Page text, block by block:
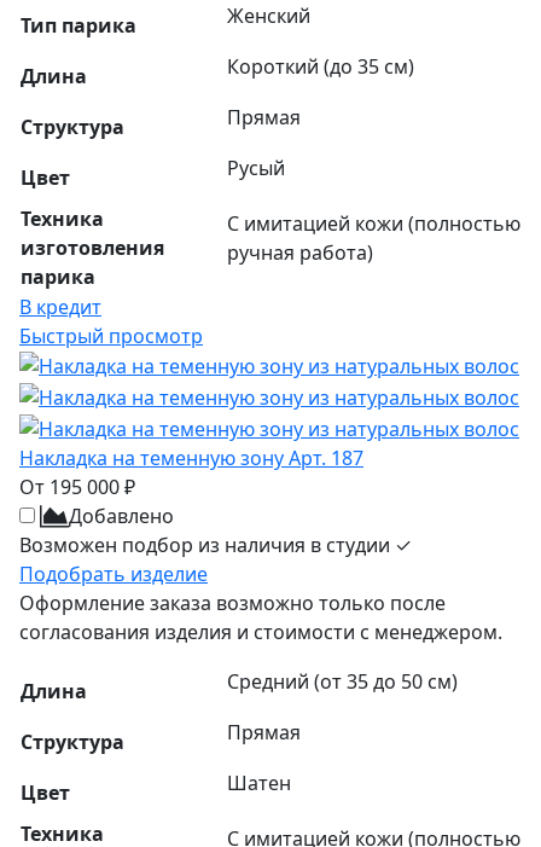
Тип парика Женский
Длина Короткий (до 35 см)
Структура Прямая
Цвет
Русый
Техника
изготовления
парика
С имитацией кожи (полностью
ручная работа)
В кредит
Быстрый просмотр
Накладка на теменную зону Арт. 187
От 195 000 ₽
Добавлено
Возможен подбор из наличия в студии ✓
Подобрать изделие
Оформление заказа возможно только после
согласования изделия и стоимости с менеджером.
Длина Средний (от 35 до 50 см)
Структура Прямая
Цвет
Шатен
Техника
С имитацией кожи (полностью